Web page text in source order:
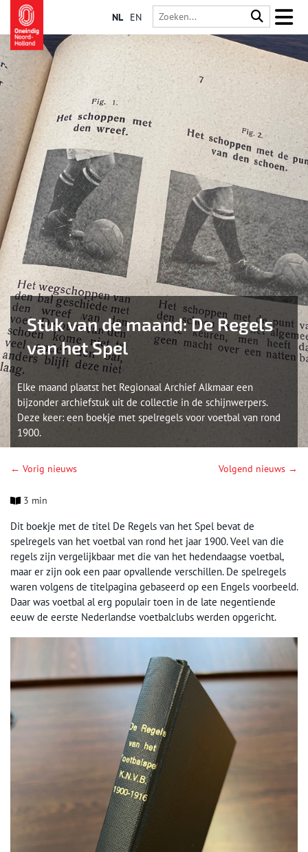
NL EN
Stuk van de maand: De Regels
van het Spel
Elke maand plaatst het Regionaal Archief Alkmaar een
bijzonder archiefstuk uit de collectie in de schijnwerpers.
Deze keer: een boekje met spelregels voor voetbal van rond
1900.
← Vorig nieuws Volgend nieuws →
3 min
Dit boekje met de titel De Regels van het Spel bevat de
spelregels van het voetbal van rond het jaar 1900. Veel van die
regels zijn vergelijkbaar met die van het hedendaagse voetbal,
maar er zijn ook een paar opvallende verschillen. De spelregels
waren volgens de titelpagina gebaseerd op een Engels voorbeeld.
Daar was voetbal al erg populair toen in de late negentiende
eeuw de eerste Nederlandse voetbalclubs werden opgericht.